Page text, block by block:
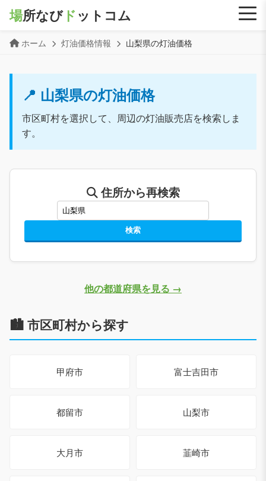
場所なびドットコム
ホーム 灯油価格情報 山梨県の灯油価格
📍 山梨県の灯油価格
市区町村を選択して、周辺の灯油販売店を検索しま
す。
住所から再検索
他の都道府県を見る →
🏙️ 市区町村から探す
甲府市 富士吉田市
都留市 山梨市
大月市 韮崎市